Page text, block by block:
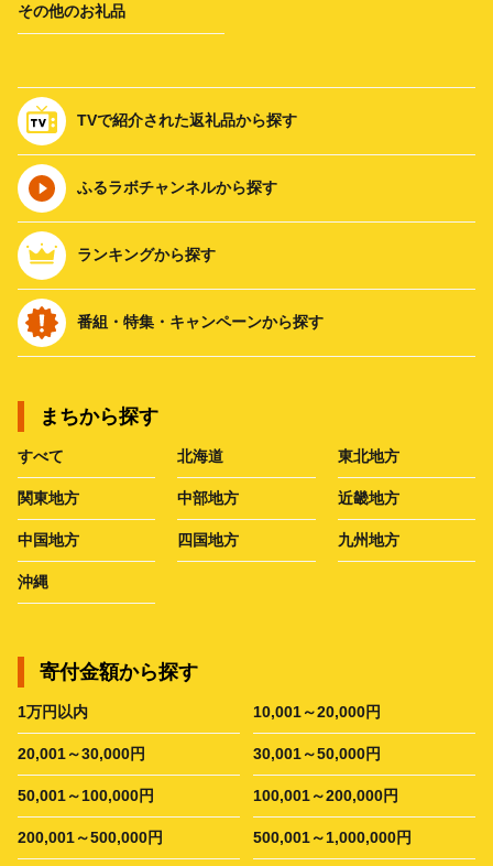
その他のお礼品
TVで紹介された返礼品から探す
ふるラボチャンネルから探す
ランキングから探す
番組・特集・キャンペーンから探す
まちから探す
すべて 北海道 東北地方
関東地方 中部地方 近畿地方
中国地方 四国地方 九州地方
沖縄
寄付金額から探す
1万円以内 10,001～20,000円
20,001～30,000円 30,001～50,000円
50,001～100,000円 100,001～200,000円
200,001～500,000円 500,001～1,000,000円